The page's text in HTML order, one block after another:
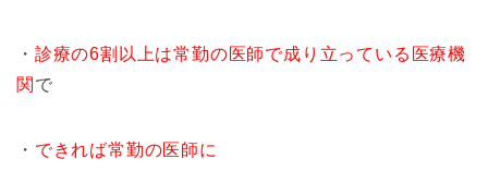
・ 診療の6割以上は常勤の医師で成り立っている医療機
関 で
・ できれば常勤の医師に